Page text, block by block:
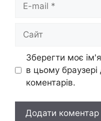
mail
Зберегти моє
в цьому
коментарів.